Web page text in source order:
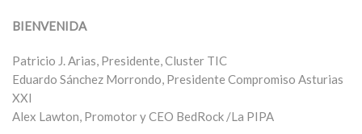
BIENVENIDA
Patricio J. Arias, Presidente, Cluster TIC
Eduardo Sánchez Morrondo, Presidente Compromiso Asturias
XXI
Alex Lawton, Promotor y CEO BedRock /La PIPA